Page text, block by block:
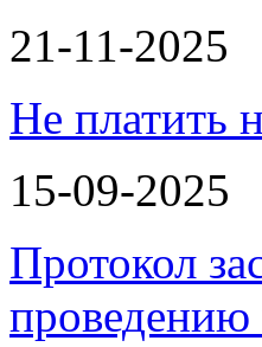
21-11-2025
Не платить
15-09-2025
Протокол